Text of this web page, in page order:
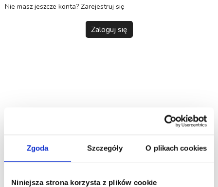
Zgoda Szczegóły O plikach cookies
Niniejsza strona korzysta z plików cookie
Nie masz jeszcze konta? Zarejestruj się
Zaloguj się